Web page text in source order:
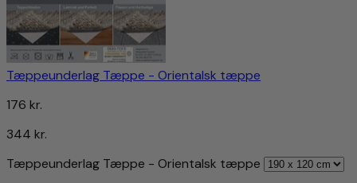
Tæppeunderlag Tæppe - Orientalsk tæppe
176 kr.
344 kr.
Tæppeunderlag Tæppe - Orientalsk tæppe